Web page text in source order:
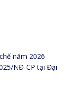
năm 2026
NĐ-CP tại Đại